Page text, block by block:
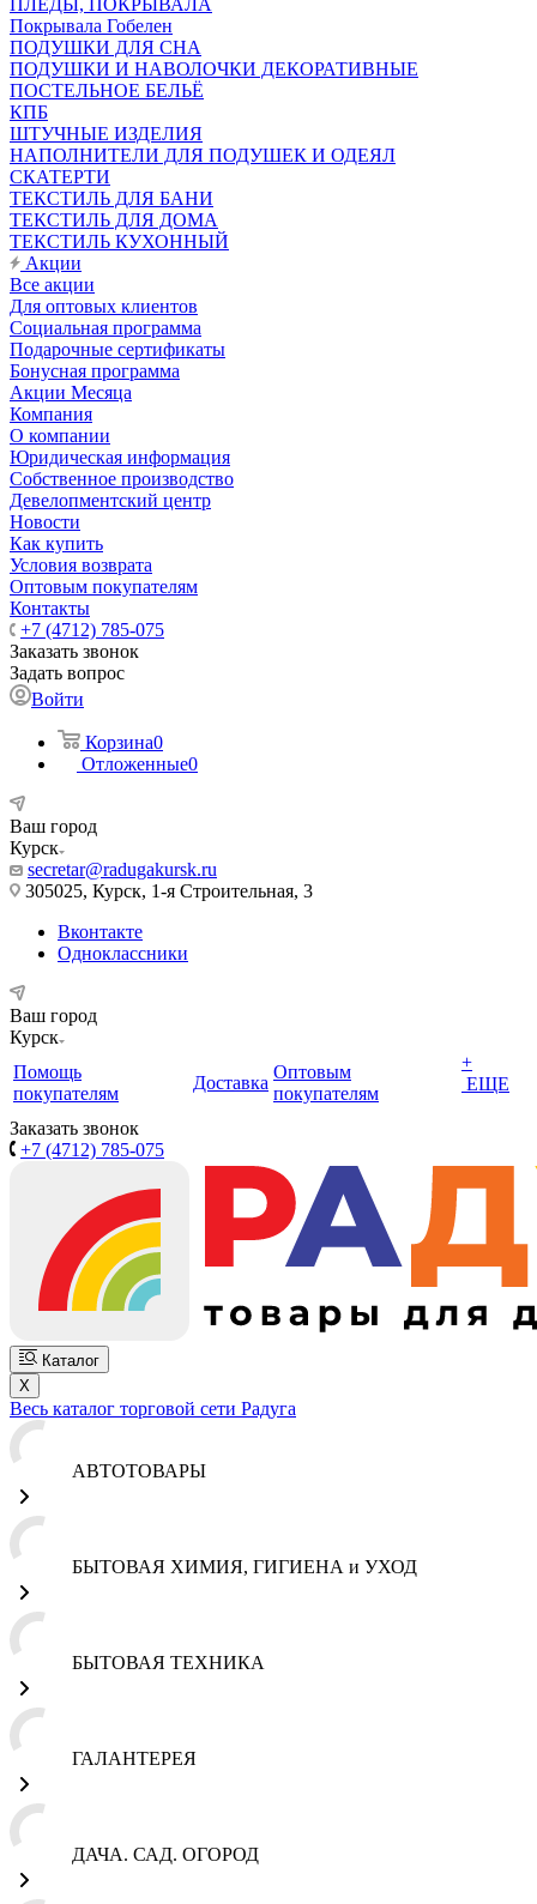
ПЛЕДЫ, ПОКРЫВАЛА
Покрывала Гобелен
ПОДУШКИ ДЛЯ СНА
ПОДУШКИ И НАВОЛОЧКИ ДЕКОРАТИВНЫЕ
ПОСТЕЛЬНОЕ БЕЛЬЁ
КПБ
ШТУЧНЫЕ ИЗДЕЛИЯ
НАПОЛНИТЕЛИ ДЛЯ ПОДУШЕК И ОДЕЯЛ
СКАТЕРТИ
ТЕКСТИЛЬ ДЛЯ БАНИ
ТЕКСТИЛЬ ДЛЯ ДОМА
ТЕКСТИЛЬ КУХОННЫЙ
Акции
Все акции
Для оптовых клиентов
Социальная программа
Подарочные сертификаты
Бонусная программа
Акции Месяца
Компания
О компании
Юридическая информация
Собственное производство
Девелопментский центр
Новости
Как купить
Условия возврата
Оптовым покупателям
Контакты
+7 (4712) 785-075
Заказать звонок
Задать вопрос
Войти
Корзина0
Отложенные0
Ваш город
Курск
secretar@radugakursk.ru
305025, Курск, 1-я Строительная, 3
Вконтакте
Одноклассники
Ваш город
Курск
Помощь
покупателям
Доставка
Оптовым
покупателям
+
ЕЩЕ
Заказать звонок
+7 (4712) 785-075
Каталог
X
Весь каталог торговой сети Радуга
АВТОТОВАРЫ
БЫТОВАЯ ХИМИЯ, ГИГИЕНА и УХОД
БЫТОВАЯ ТЕХНИКА
ГАЛАНТЕРЕЯ
ДАЧА. САД. ОГОРОД